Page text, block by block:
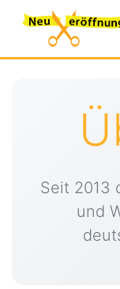
Seit 2013
und